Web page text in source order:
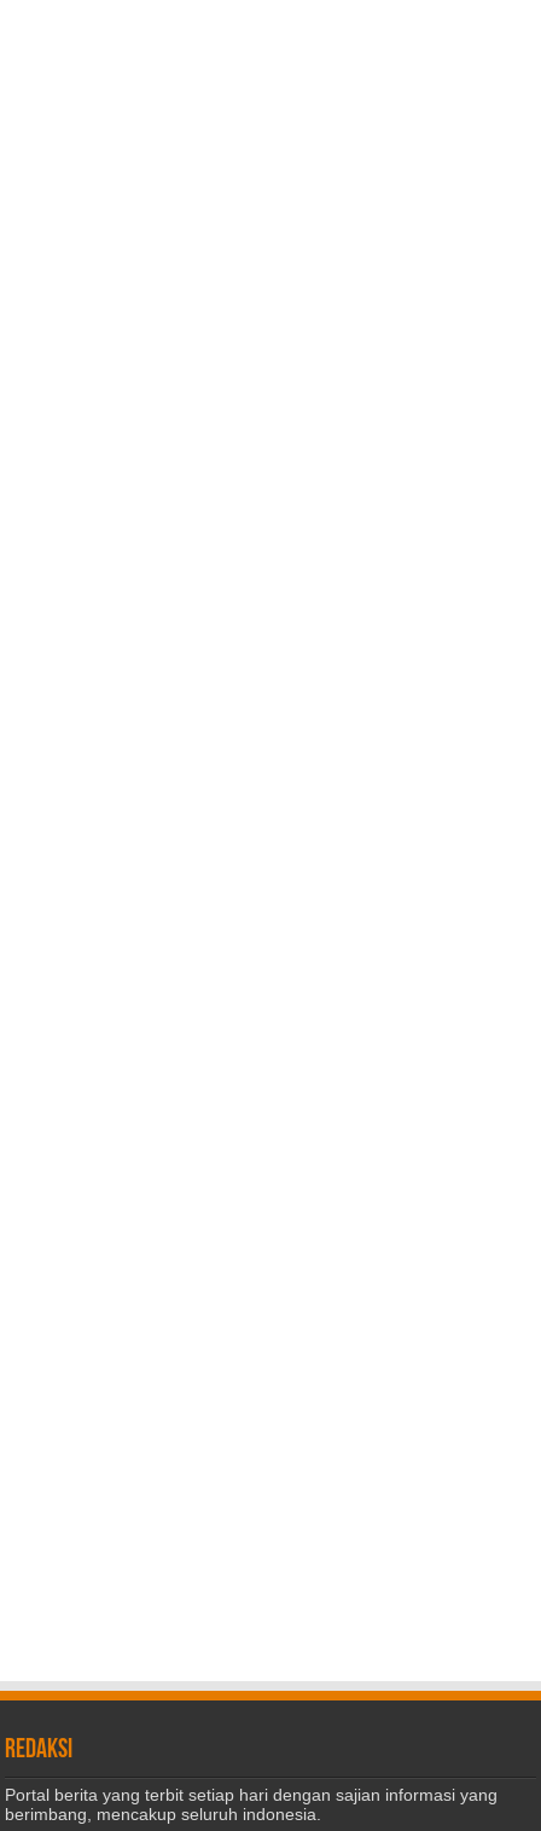
REDAKSI
Portal berita yang terbit setiap hari dengan sajian informasi yang
berimbang, mencakup seluruh indonesia.